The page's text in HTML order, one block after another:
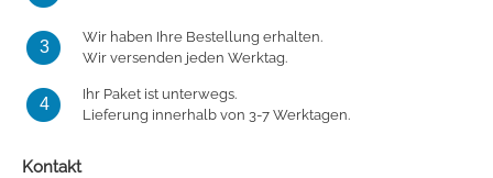
3
Wir haben Ihre Bestellung erhalten.
Wir versenden jeden Werktag.
4
Ihr Paket ist unterwegs.
Lieferung innerhalb von 3-7 Werktagen.
Kontakt